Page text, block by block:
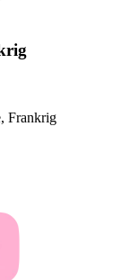
Frankrig